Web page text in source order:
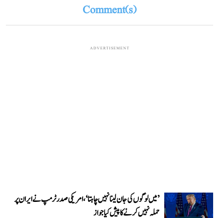
Comment(s)
ADVERTISEMENT
’میں لوگوں کی جان لینا نہیں چاہتا‘، امریکی صدر ٹرمپ نے ایران پر
حملہ نہیں کرنے کا پیش کیا جواز